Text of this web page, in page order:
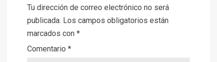
Tu dirección de correo electrónico no será
publicada. Los campos obligatorios están
marcados con *
Comentario *